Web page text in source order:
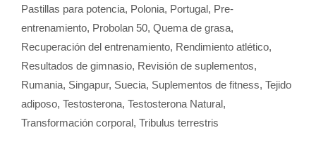
Pastillas para potencia, Polonia, Portugal, Pre-
entrenamiento, Probolan 50, Quema de grasa,
Recuperación del entrenamiento, Rendimiento atlético,
Resultados de gimnasio, Revisión de suplementos,
Rumania, Singapur, Suecia, Suplementos de fitness, Tejido
adiposo, Testosterona, Testosterona Natural,
Transformación corporal, Tribulus terrestris